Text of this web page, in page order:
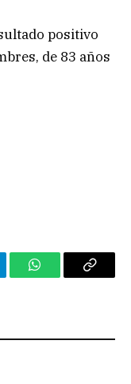
positivo
de 83 años
WhatsAppCopy